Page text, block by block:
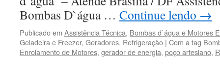
Bombas D`água … Continue lendo →
Publicado em Assistência Técnica, Bombas d`água e Motores
Geladeira e Freezer, Geradores, Refrigeração | Com a tag
Enrolamento de Motores, gerador de energia, poço artesiano,